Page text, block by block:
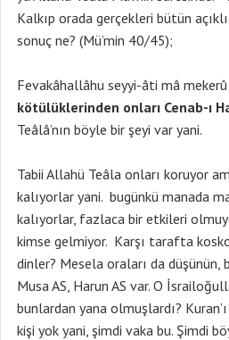
Kalkıp orada gerçekleri bütün
sonuç ne? (Mü’min 40/45);
Fevakâhallâhu seyyi-âti mâ mekerû
kötülüklerinden onları Cenab-ı
Teâlâ’nın böyle bir şeyi var yani.
Tabii Allahü Teâla onları koruyor
kalıyorlar yani. bugünkü manada
kalıyorlar, fazlaca bir etkileri
kimse gelmiyor. Karşı tarafta
dinler? Mesela oraları da düşünün,
Musa AS, Harun AS var. O
bunlardan yana olmuşlardı?
kişi yok yani, şimdi vaka bu. Şimdi